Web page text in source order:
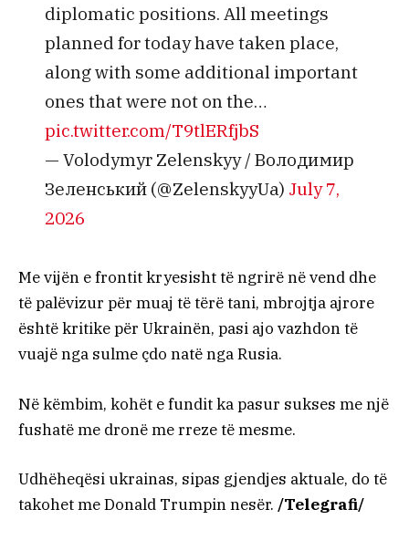
diplomatic positions. All meetings
planned for today have taken place,
along with some additional important
ones that were not on the…
pic.twitter.com/T9tlERfjbS
— Volodymyr Zelenskyy / Володимир
Зеленський (@ZelenskyyUa) July 7,
2026
Me vijën e frontit kryesisht të ngrirë në vend dhe
të palëvizur për muaj të tërë tani, mbrojtja ajrore
është kritike për Ukrainën, pasi ajo vazhdon të
vuajë nga sulme çdo natë nga Rusia.
Në këmbim, kohët e fundit ka pasur sukses me një
fushatë me dronë me rreze të mesme.
Udhëheqësi ukrainas, sipas gjendjes aktuale, do të
takohet me Donald Trumpin nesër. /Telegrafi/